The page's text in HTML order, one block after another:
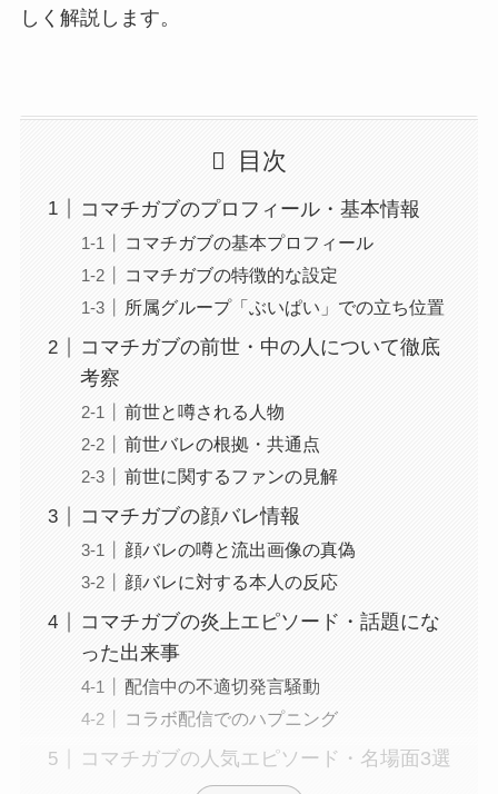
しく解説します。
目次
コマチガブのプロフィール・基本情報
コマチガブの基本プロフィール
コマチガブの特徴的な設定
所属グループ「ぶいぱい」での立ち位置
コマチガブの前世・中の人について徹底
考察
前世と噂される人物
前世バレの根拠・共通点
前世に関するファンの見解
コマチガブの顔バレ情報
顔バレの噂と流出画像の真偽
顔バレに対する本人の反応
コマチガブの炎上エピソード・話題にな
った出来事
配信中の不適切発言騒動
コラボ配信でのハプニング
コマチガブの人気エピソード・名場面3選